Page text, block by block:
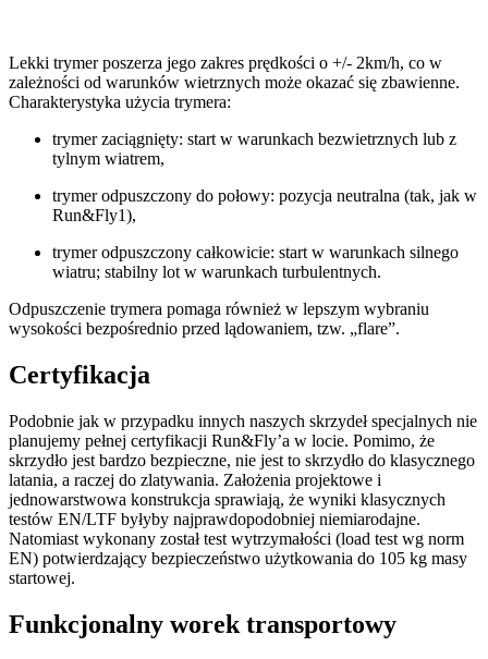
Lekki trymer poszerza jego zakres prędkości o +/- 2km/h, co w
zależności od warunków wietrznych może okazać się zbawienne.
Charakterystyka użycia trymera:
trymer zaciągnięty: start w warunkach bezwietrznych lub z
tylnym wiatrem,
trymer odpuszczony do połowy: pozycja neutralna (tak, jak w
Run&Fly1),
trymer odpuszczony całkowicie: start w warunkach silnego
wiatru; stabilny lot w warunkach turbulentnych.
Odpuszczenie trymera pomaga również w lepszym wybraniu
wysokości bezpośrednio przed lądowaniem, tzw. „flare”.
Certyfikacja
Podobnie jak w przypadku innych naszych skrzydeł specjalnych nie
planujemy pełnej certyfikacji Run&Fly’a w locie. Pomimo, że
skrzydło jest bardzo bezpieczne, nie jest to skrzydło do klasycznego
latania, a raczej do zlatywania. Założenia projektowe i
jednowarstwowa konstrukcja sprawiają, że wyniki klasycznych
testów EN/LTF byłyby najprawdopodobniej niemiarodajne.
Natomiast wykonany został test wytrzymałości (load test wg norm
EN) potwierdzający bezpieczeństwo użytkowania do 105 kg masy
startowej.
Funkcjonalny worek transportowy